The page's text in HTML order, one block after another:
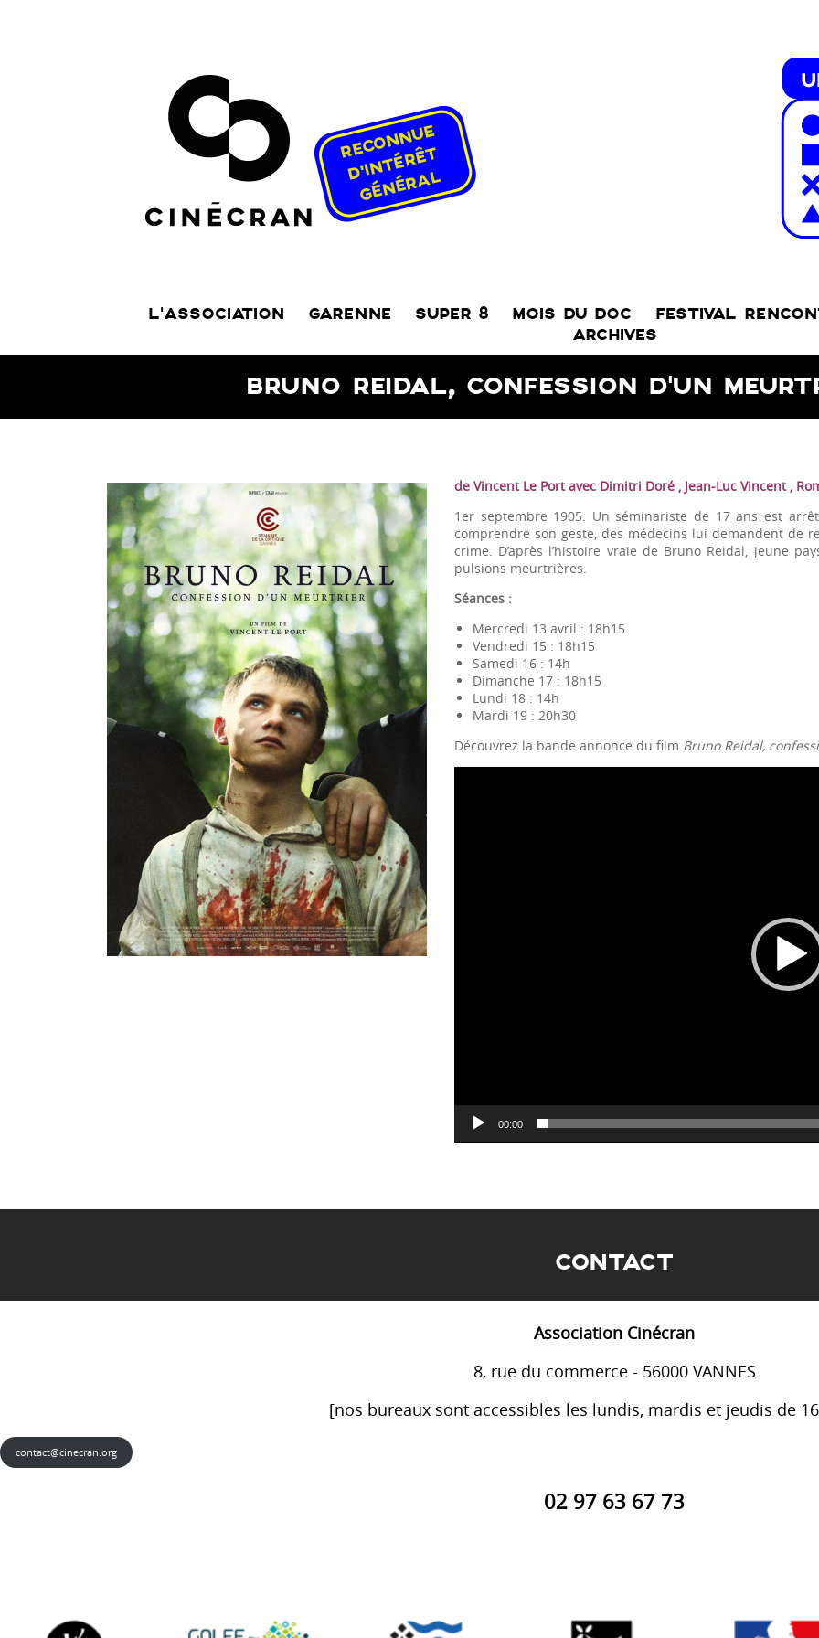
L’ASSOCIATION GARENNE SUPER 8 MOIS DU DOC FESTIVAL
ARCHIVES
BRUNO REIDAL, CONFESSION D’UN
de Vincent Le Port avec Dimitri Doré , Jean-Luc Vincent ,
1er septembre 1905. Un séminariste de 17 ans est
comprendre son geste, des médecins lui demandent de
crime. D’après l’histoire vraie de Bruno Reidal, jeune
pulsions meurtrières.
Séances :
Mercredi 13 avril : 18h15
Vendredi 15 : 18h15
Samedi 16 : 14h
Dimanche 17 : 18h15
Lundi 18 : 14h
Mardi 19 : 20h30
Découvrez la bande annonce du film Bruno Reidal,
00:00
CONTACT
Association Cinécran
8, rue du commerce - 56000 VANNES
[nos bureaux sont accessibles les lundis, mardis et jeudis de
contact@cinecran.org
02 97 63 67 73